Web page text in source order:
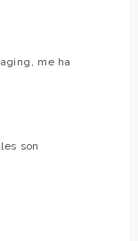
me ha
son